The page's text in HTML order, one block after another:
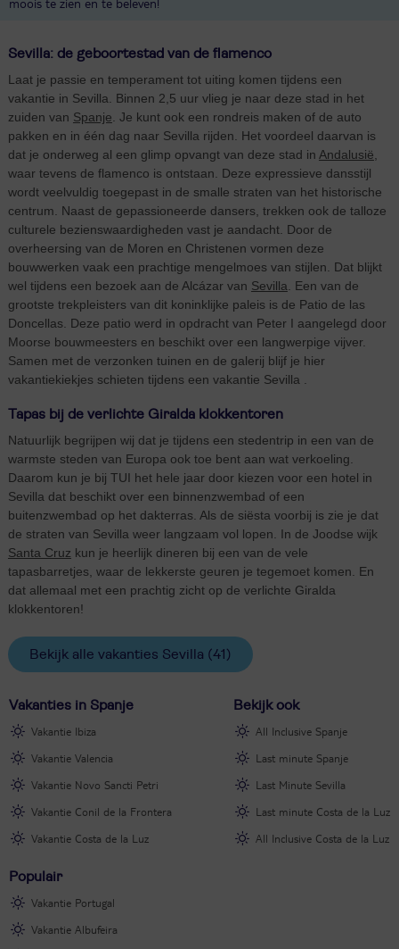
Sevilla: de geboortestad van de flamenco
Laat je passie en temperament tot uiting komen tijdens een
vakantie in Sevilla. Binnen 2,5 uur vlieg je naar deze stad in het
zuiden van Spanje . Je kunt ook een rondreis maken of de auto
pakken en in één dag naar Sevilla rijden. Het voordeel daarvan is
dat je onderweg al een glimp opvangt van deze stad in Andalusië
waar tevens de flamenco is ontstaan. Deze expressieve dansstijl
wordt veelvuldig toegepast in de smalle straten van het historische
centrum. Naast de gepassioneerde dansers, trekken ook de talloze
culturele bezienswaardigheden vast je aandacht. Door de
overheersing van de Moren en Christenen vormen deze
bouwwerken vaak een prachtige mengelmoes van stijlen. Dat blijkt
wel tijdens een bezoek aan de Alcázar van Sevilla . Een van de
grootste trekpleisters van dit koninklijke paleis is de Patio de las
Doncellas. Deze patio werd in opdracht van Peter I aangelegd door
Moorse bouwmeesters en beschikt over een langwerpige vijver.
Samen met de verzonken tuinen en de galerij blijf je hier
vakantiekiekjes schieten tijdens een vakantie Sevilla .
Tapas bij de verlichte Giralda klokkentoren
Natuurlijk begrijpen wij dat je tijdens een stedentrip in een van de
warmste steden van Europa ook toe bent aan wat verkoeling.
Daarom kun je bij TUI het hele jaar door kiezen voor een hotel in
Sevilla dat beschikt over een binnenzwembad of een
buitenzwembad op het dakterras. Als de siësta voorbij is zie je dat
de straten van Sevilla weer langzaam vol lopen. In de Joodse wijk
Santa Cruz kun je heerlijk dineren bij een van de vele
tapasbarretjes, waar de lekkerste geuren je tegemoet komen. En
dat allemaal met een prachtig zicht op de verlichte Giralda
klokkentoren!
Bekijk alle vakanties Sevilla (41)
Vakanties in Spanje
Vakantie Ibiza
Vakantie Valencia
Vakantie Novo Sancti Petri
Vakantie Conil de la Frontera
Vakantie Costa de la Luz
Bekijk ook
All Inclusive Spanje
Last minute Spanje
Last Minute Sevilla
Last minute Costa de la Luz
All Inclusive Costa de la Luz
Populair
Vakantie Portugal
Vakantie Albufeira